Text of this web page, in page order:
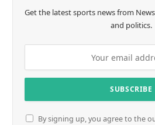
Get the latest sports news from
and politics.
By signing up, you agree to the